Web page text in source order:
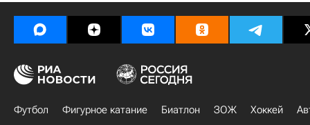
Футбол Фигурное катание Биатлон ЗОЖ Хоккей